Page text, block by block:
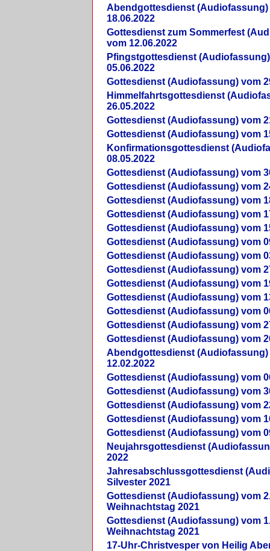
Abendgottesdienst (Audiofassung)
18.06.2022
Gottesdienst zum Sommerfest
vom 12.06.2022
Pfingstgottesdienst
05.06.2022
Gottesdienst (Audiofassung) vom
Himmelfahrtsgottesdienst
26.05.2022
Gottesdienst (Audiofassung) vom
Gottesdienst (Audiofassung) vom
Konfirmationsgottesdienst
08.05.2022
Gottesdienst (Audiofassung) vom
Gottesdienst (Audiofassung) vom
Gottesdienst (Audiofassung) vom
Gottesdienst (Audiofassung) vom
Gottesdienst (Audiofassung) vom
Gottesdienst (Audiofassung) vom
Gottesdienst (Audiofassung) vom
Gottesdienst (Audiofassung) vom
Gottesdienst (Audiofassung) vom
Gottesdienst (Audiofassung) vom
Gottesdienst (Audiofassung) vom
Gottesdienst (Audiofassung) vom
Gottesdienst (Audiofassung) vom
Abendgottesdienst (Audiofassung)
12.02.2022
Gottesdienst (Audiofassung) vom
Gottesdienst (Audiofassung) vom
Gottesdienst (Audiofassung) vom
Gottesdienst (Audiofassung) vom
Gottesdienst (Audiofassung) vom
Neujahrsgottesdienst
2022
Jahresabschlussgottesdienst
Silvester 2021
Gottesdienst (Audiofassung) vom
Weihnachtstag 2021
Gottesdienst (Audiofassung) vom
Weihnachtstag 2021
17-Uhr-Christvesper von Heilig